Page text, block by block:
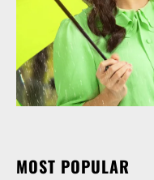
MOST POPULAR